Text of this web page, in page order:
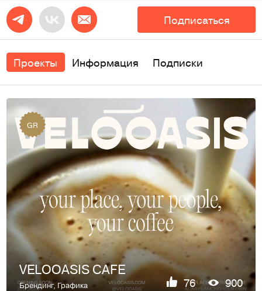
Подписаться
Проекты Информация Подписки
GR
VELOOASIS CAFE
Брендинг, Графика 76 900